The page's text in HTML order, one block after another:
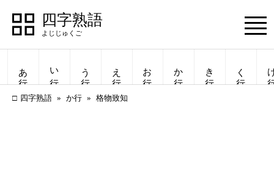
四字熟語 Menu
あ行 い行 う行 え行 お行 か行 き行 く行
四字熟語 か行 格物致知